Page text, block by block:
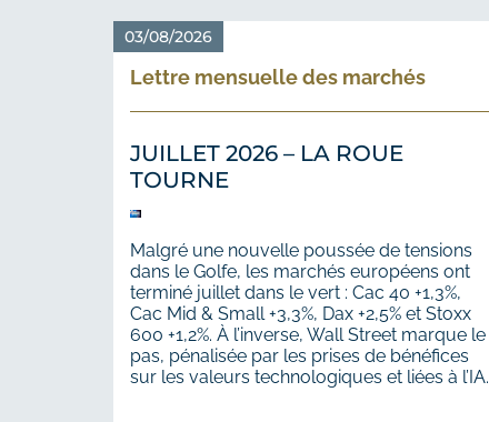
03/08/2026
Lettre mensuelle des marchés
JUILLET 2026 – LA ROUE
TOURNE
Malgré une nouvelle poussée de tensions
dans le Golfe, les marchés européens ont
terminé juillet dans le vert : Cac 40 +1,3%,
Cac Mid & Small +3,3%, Dax +2,5% et Stoxx
600 +1,2%. À l’inverse, Wall Street marque le
pas, pénalisée par les prises de bénéfices
sur les valeurs technologiques et liées à l’IA.